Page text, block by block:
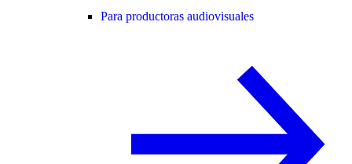
Para productoras audiovisuales